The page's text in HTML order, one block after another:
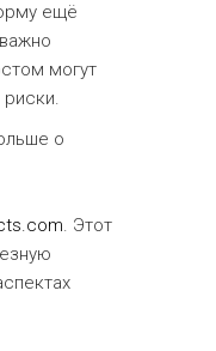
ещё
могут
о
. Этот